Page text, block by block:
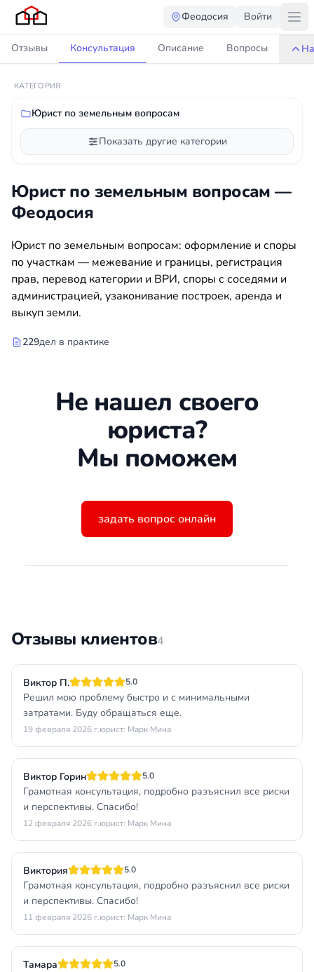
Феодосия Войти
Отзывы Консультация Описание Вопросы
КАТЕГОРИЯ
Юрист по земельным вопросам
Показать другие категории
Юрист по земельным вопросам —
Феодосия
Юрист по земельным вопросам: оформление и споры
по участкам — межевание и границы, регистрация
прав, перевод категории и ВРИ, споры с соседями и
администрацией, узаконивание построек, аренда и
выкуп земли.
229дел в практике
Не нашел своего
юриста?
Мы поможем
задать вопрос онлайн
Отзывы клиентов4
Виктор П. 5.0
Решил мою проблему быстро и с минимальными
затратами. Буду обращаться еще.
19 февраля 2026 г.юрист: Марк Мина
Виктор Горин 5.0
Грамотная консультация, подробно разъяснил все риски
и перспективы. Спасибо!
12 февраля 2026 г.юрист: Марк Мина
Виктория 5.0
Грамотная консультация, подробно разъяснил все риски
и перспективы. Спасибо!
11 февраля 2026 г.юрист: Марк Мина
Тамара 5.0